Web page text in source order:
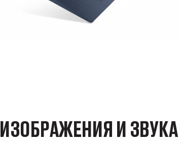
И ЗВУКА